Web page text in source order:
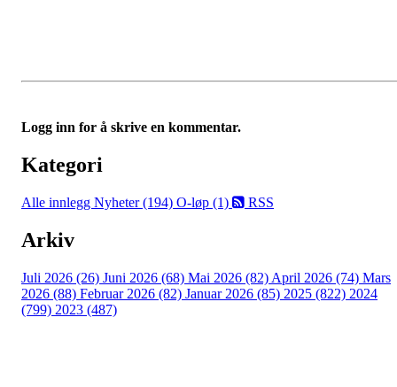
Logg inn for å skrive en kommentar.
Kategori
Alle innlegg Nyheter (194) O-løp (1) RSS
Arkiv
Juli 2026 (26) Juni 2026 (68) Mai 2026 (82) April 2026 (74) Mars
2026 (88) Februar 2026 (82) Januar 2026 (85) 2025 (822) 2024
(799) 2023 (487)